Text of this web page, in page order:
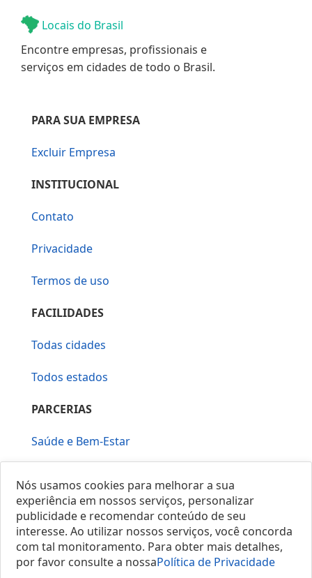
Locais do Brasil
Encontre empresas, profissionais e
serviços em cidades de todo o Brasil.
PARA SUA EMPRESA
Excluir Empresa
INSTITUCIONAL
Contato
Privacidade
Termos de uso
FACILIDADES
Todas cidades
Todos estados
PARCERIAS
Saúde e Bem-Estar
Nós usamos cookies para melhorar a sua
experiência em nossos serviços, personalizar
publicidade e recomendar conteúdo de seu
interesse. Ao utilizar nossos serviços, você concorda
com tal monitoramento. Para obter mais detalhes,
por favor consulte a nossaPolítica de Privacidade